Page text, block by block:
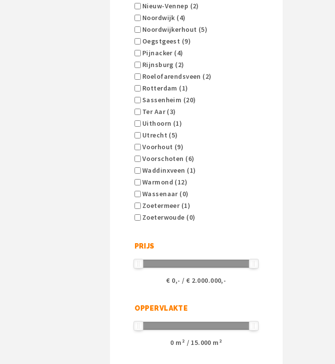
Nieuw-Vennep (2)
Noordwijk (4)
Noordwijkerhout (5)
Oegstgeest (9)
Pijnacker (4)
Rijnsburg (2)
Roelofarendsveen (2)
Rotterdam (1)
Sassenheim (20)
Ter Aar (3)
Uithoorn (1)
Utrecht (5)
Voorhout (9)
Voorschoten (6)
Waddinxveen (1)
Warmond (12)
Wassenaar (0)
Zoetermeer (1)
Zoeterwoude (0)
PRIJS
€ 0,- / € 2.000.000,-
OPPERVLAKTE
0 m² / 15.000 m²